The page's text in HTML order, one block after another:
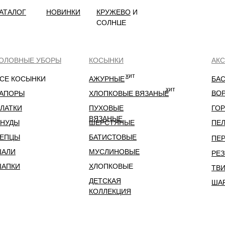
КРУЖЕВО И
СОЛНЦЕ
НОВИНКИ
КОСЫНКИ
УБОРЫ
ШЕРСТЯНЫЕ
СЕ КОСЫНКИ
ДЕТСКАЯ
КОЛЛЕКЦИЯ
ХЛОПКОВЫЕ
БАТИСТОВЫЕ
МУСЛИНОВЫЕ
ХЛОПКОВЫЕ ВЯЗАНЫЕ
ПУХОВЫЕ
ВЯЗАНЫЕ
хит
хит
АЖУРНЫЕ